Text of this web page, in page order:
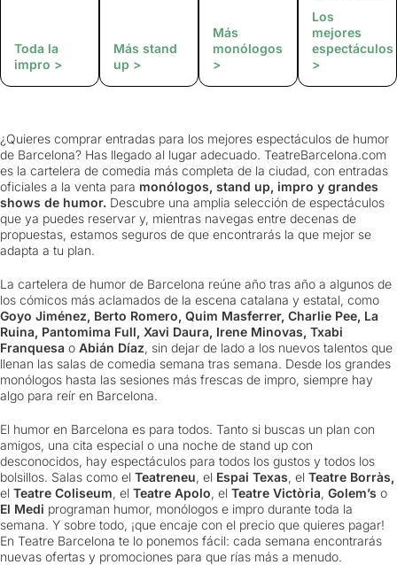
Toda la
impro >
Más stand
up >
Más
monólogos
>
Los
mejores
espectáculos
>
¿Quieres comprar entradas para los mejores espectáculos de humor
de Barcelona? Has llegado al lugar adecuado. TeatreBarcelona.com
es la cartelera de comedia más completa de la ciudad, con entradas
oficiales a la venta para monólogos, stand up, impro y grandes
shows de humor. Descubre una amplia selección de espectáculos
que ya puedes reservar y, mientras navegas entre decenas de
propuestas, estamos seguros de que encontrarás la que mejor se
adapta a tu plan.
La cartelera de humor de Barcelona reúne año tras año a algunos de
los cómicos más aclamados de la escena catalana y estatal, como
Goyo Jiménez, Berto Romero, Quim Masferrer, Charlie Pee, La
Ruina, Pantomima Full, Xavi Daura, Irene Minovas, Txabi
Franquesa o Abián Díaz, sin dejar de lado a los nuevos talentos que
llenan las salas de comedia semana tras semana. Desde los grandes
monólogos hasta las sesiones más frescas de impro, siempre hay
algo para reír en Barcelona.
El humor en Barcelona es para todos. Tanto si buscas un plan con
amigos, una cita especial o una noche de stand up con
desconocidos, hay espectáculos para todos los gustos y todos los
bolsillos. Salas como el Teatreneu, el Espai Texas, el Teatre Borràs,
el Teatre Coliseum, el Teatre Apolo, el Teatre Victòria, Golem’s o
El Medi programan humor, monólogos e impro durante toda la
semana. Y sobre todo, ¡que encaje con el precio que quieres pagar!
En Teatre Barcelona te lo ponemos fácil: cada semana encontrarás
nuevas ofertas y promociones para que rías más a menudo.